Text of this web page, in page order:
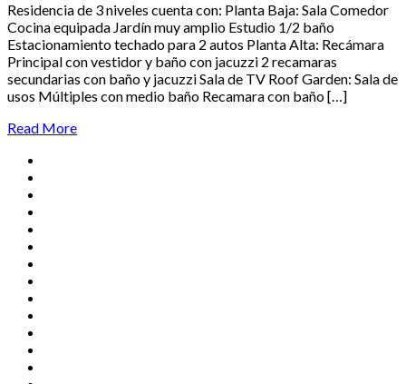
Residencia de 3 niveles cuenta con: Planta Baja: Sala Comedor
Cocina equipada Jardín muy amplio Estudio 1/2 baño
Estacionamiento techado para 2 autos Planta Alta: Recámara
Principal con vestidor y baño con jacuzzi 2 recamaras
secundarias con baño y jacuzzi Sala de TV Roof Garden: Sala de
usos Múltiples con medio baño Recamara con baño […]
Read More